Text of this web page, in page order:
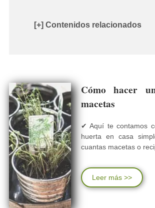
[+] Contenidos relacionados
Cómo hacer
macetas
✔ Aquí te contamos
huerta en casa
cuantas macetas o
Leer más >>